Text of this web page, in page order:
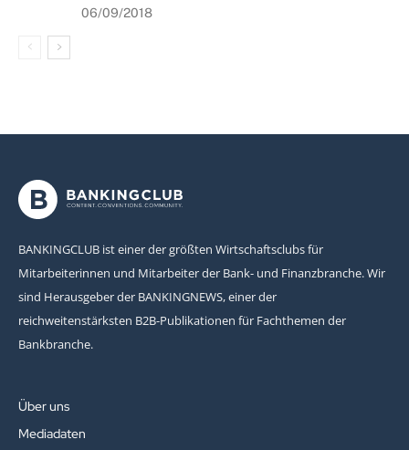
06/09/2018
BANKINGCLUB ist einer der größten Wirtschaftsclubs für
Mitarbeiterinnen und Mitarbeiter der Bank- und Finanzbranche. Wir
sind Herausgeber der BANKINGNEWS, einer der
reichweitenstärksten B2B-Publikationen für Fachthemen der
Bankbranche.
Über uns
Mediadaten